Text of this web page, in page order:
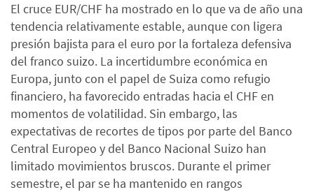
El cruce EUR/CHF ha mostrado en lo que va de año una
tendencia relativamente estable, aunque con ligera
presión bajista para el euro por la fortaleza defensiva
del franco suizo. La incertidumbre económica en
Europa, junto con el papel de Suiza como refugio
financiero, ha favorecido entradas hacia el CHF en
momentos de volatilidad. Sin embargo, las
expectativas de recortes de tipos por parte del Banco
Central Europeo y del Banco Nacional Suizo han
limitado movimientos bruscos. Durante el primer
semestre, el par se ha mantenido en rangos